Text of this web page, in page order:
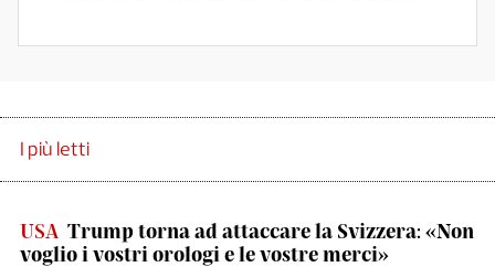
I più letti
USA Trump torna ad attaccare la Svizzera: «Non
voglio i vostri orologi e le vostre merci»